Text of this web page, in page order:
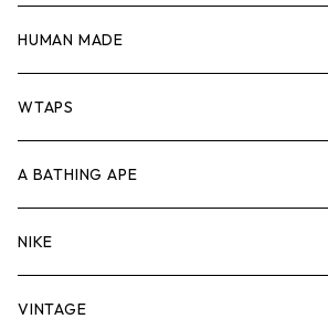
ジャケット
パンツ
キャップ・ハット
バッグ
シューズ
シャツ
ジャケット
パンツ
キャップ・ハット
バッグ
スウェット/ニット
シャツ
ジャケット
パンツ
キャップ・ハット
ロンTEE
スウェット/ニット
シャツ
ジャケット
パンツ
Tシャツ
ロンTEE
スウェット/ニット
シャツ
ジャケット
HUMAN MADE
Tシャツ
ロンT
スウェット/ニット
シャツ
WTAPS
Tシャツ
ロンTEE
スウェット/ニット
A BATHING APE
Tシャツ
ロンTEE
NIKE
シューズ
VINTAGE